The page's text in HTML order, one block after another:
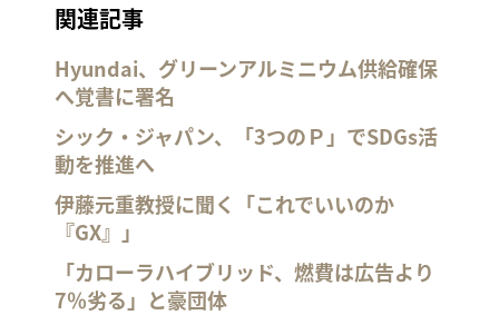
関連記事
Hyundai、グリーンアルミニウム供給確保
へ覚書に署名
シック・ジャパン、「3つのＰ」でSDGs活
動を推進へ
伊藤元重教授に聞く「これでいいのか
『GX』」
「カローラハイブリッド、燃費は広告より
7％劣る」と豪団体